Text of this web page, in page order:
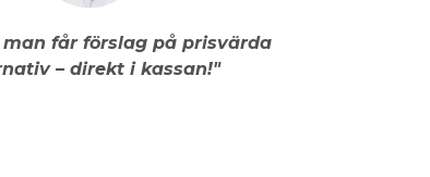
får förslag på prisvärda
– direkt i kassan!"